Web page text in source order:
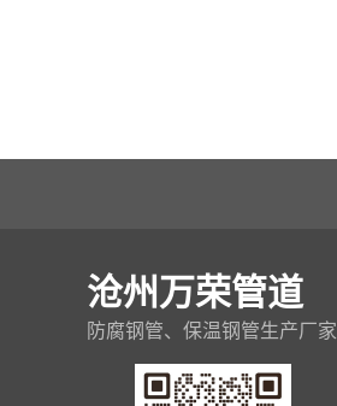
沧州万荣管道
防腐钢管、保温钢管生产厂家